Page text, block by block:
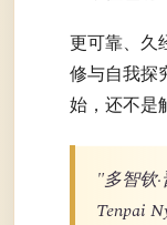
更可靠、久
修与自我探
始，还不是
"多智钦
Tenpai